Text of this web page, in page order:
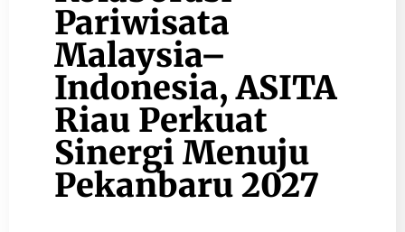
Pariwisata
Malaysia–
Indonesia, ASITA
Riau Perkuat
Sinergi Menuju
Pekanbaru 2027